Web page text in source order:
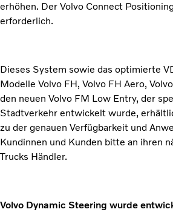
erhöhen. Der Volvo Connect
erforderlich.
Dieses System sowie das optimierte
Modelle Volvo FH, Volvo FH Aero,
den neuen Volvo FM Low Entry, der
Stadtverkehr entwickelt wurde,
zu der genauen Verfügbarkeit und
Kundinnen und Kunden bitte an ihren
Trucks Händler.
Volvo Dynamic Steering wurde